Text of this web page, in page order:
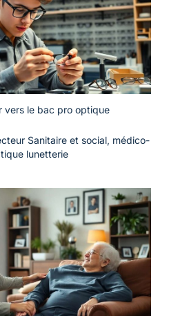
vers le bac pro optique
Sanitaire et social, médico-
lunetterie